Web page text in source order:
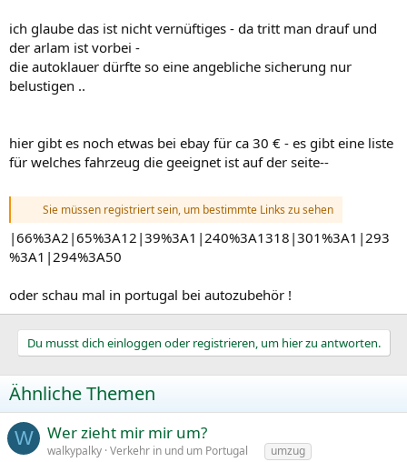
ich glaube das ist nicht vernüftiges - da tritt man drauf und
der arlam ist vorbei -
die autoklauer dürfte so eine angebliche sicherung nur
belustigen ..
hier gibt es noch etwas bei ebay für ca 30 € - es gibt eine liste
für welches fahrzeug die geeignet ist auf der seite--
Sie müssen registriert sein, um bestimmte Links zu sehen
|66%3A2|65%3A12|39%3A1|240%3A1318|301%3A1|293
%3A1|294%3A50
oder schau mal in portugal bei autozubehör !
Du musst dich einloggen oder registrieren, um hier zu antworten.
Ähnliche Themen
W Wer zieht mir mir um?
walkypalky Verkehr in und um Portugal
umzug